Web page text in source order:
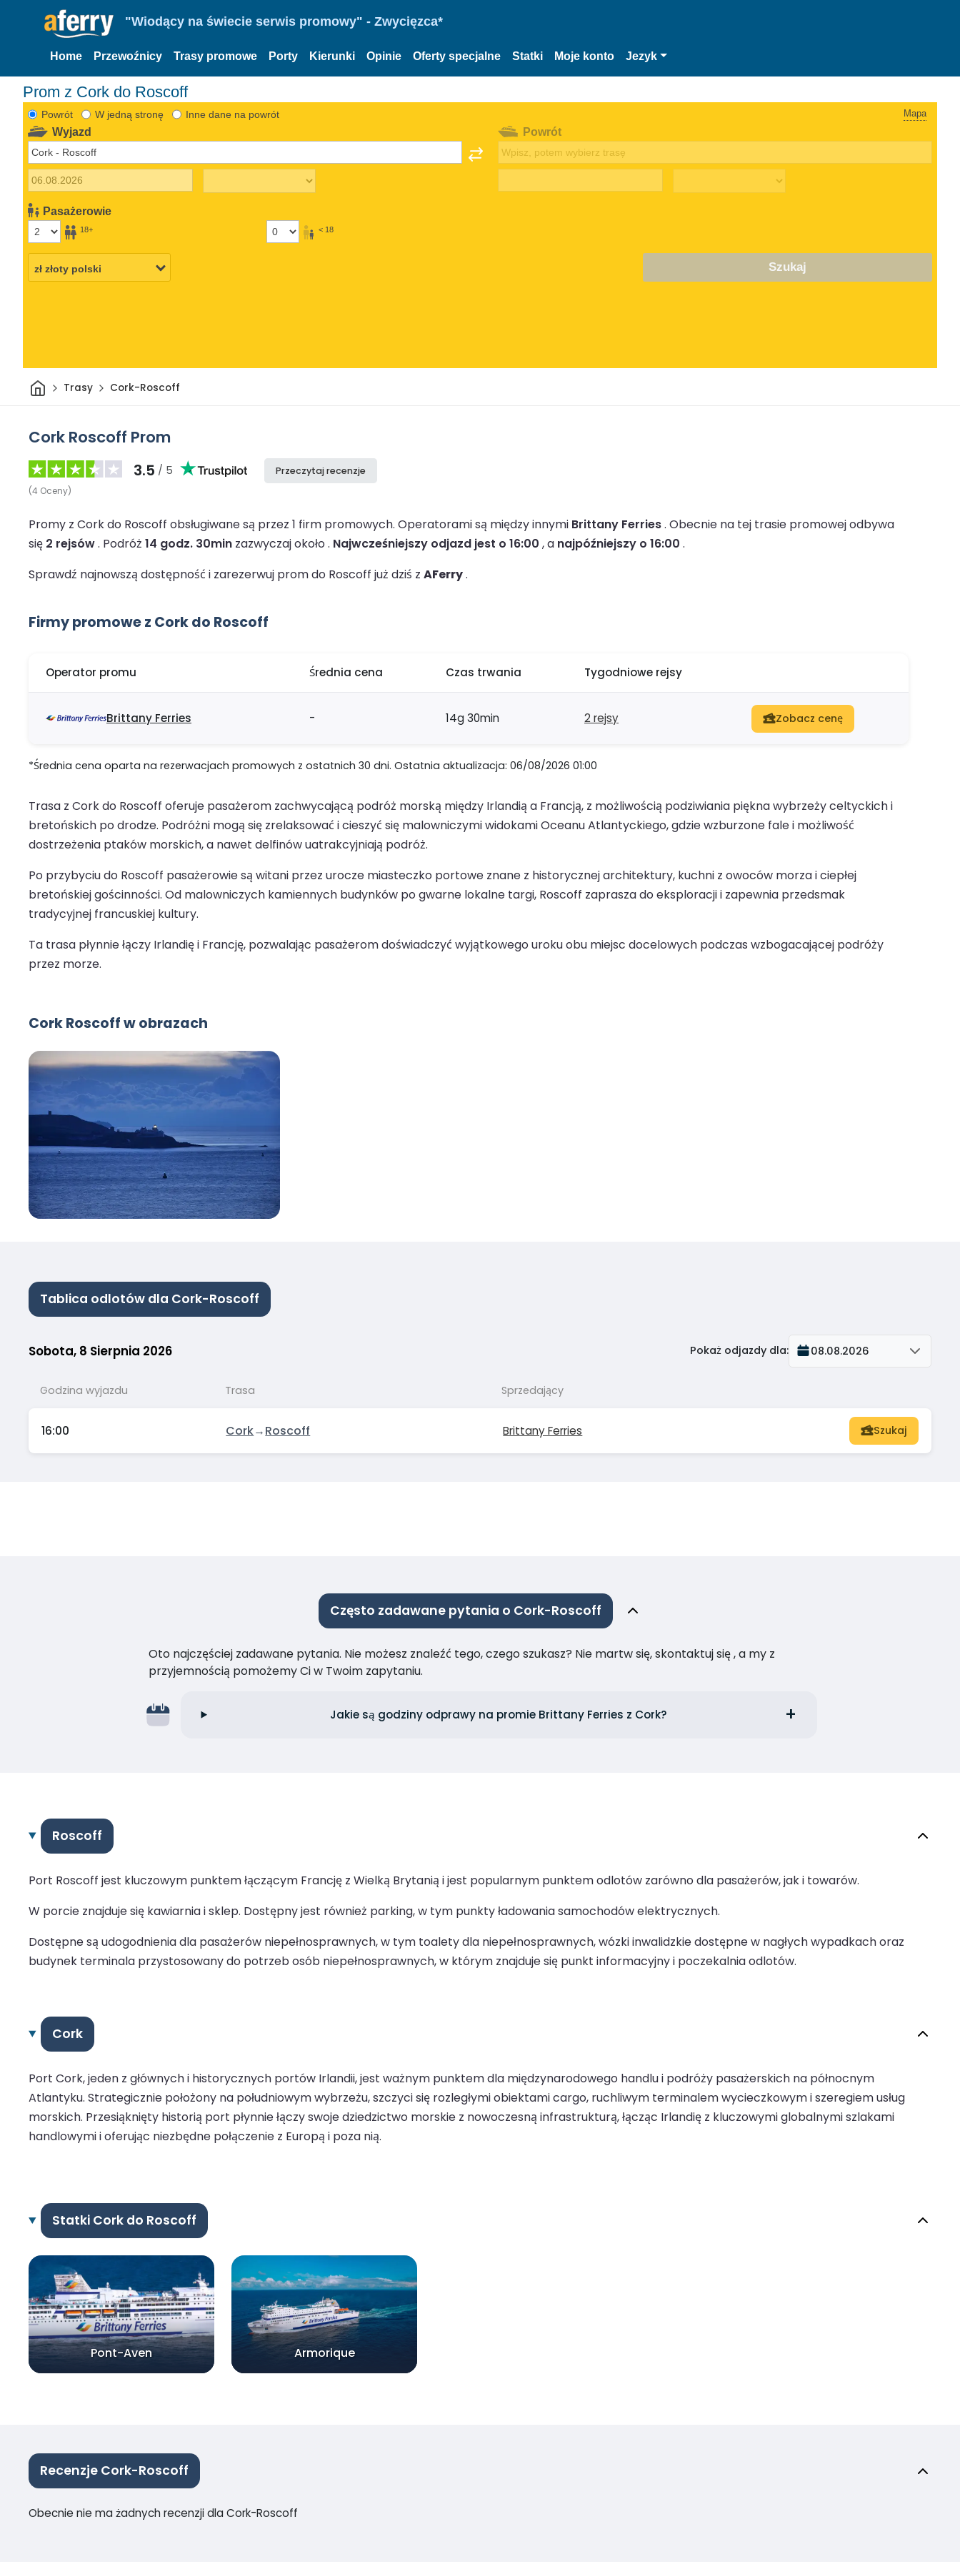
"Wiodący na świecie serwis promowy" - Zwycięzca*
Home Przewoźnicy Trasy promowe Porty Kierunki Opinie Oferty specjalne Statki Moje konto Jezyk
Prom z Cork do Roscoff
Powrót W jedną stronę Inne dane na powrót Mapa
Wyjazd
Pasażerowie
18+ < 18
Powrót
Szukaj
DomTrasy Cork-Roscoff
Cork Roscoff Prom
3.5 / 5
(4 Oceny)
Przeczytaj recenzje
Promy z Cork do Roscoff obsługiwane są przez 1 firm promowych. Operatorami są między innymi Brittany Ferries. Obecnie na tej trasie promowej odbywa
się 2 rejsów. Podróż 14 godz. 30min zazwyczaj około . Najwcześniejszy odjazd jest o 16:00 , a najpóźniejszy o 16:00 .
Sprawdź najnowszą dostępność i zarezerwuj prom do Roscoff już dziś z AFerry.
Firmy promowe z Cork do Roscoff
Operator promu Średnia cena Czas trwania Tygodniowe rejsy
Brittany Ferries - 14g 30min 2 rejsy Zobacz cenę
*Średnia cena oparta na rezerwacjach promowych z ostatnich 30 dni. Ostatnia aktualizacja: 06/08/2026 01:00
Trasa z Cork do Roscoff oferuje pasażerom zachwycającą podróż morską między Irlandią a Francją, z możliwością podziwiania piękna wybrzeży celtyckich i
bretońskich po drodze. Podróżni mogą się zrelaksować i cieszyć się malowniczymi widokami Oceanu Atlantyckiego, gdzie wzburzone fale i możliwość
dostrzeżenia ptaków morskich, a nawet delfinów uatrakcyjniają podróż.
Po przybyciu do Roscoff pasażerowie są witani przez urocze miasteczko portowe znane z historycznej architektury, kuchni z owoców morza i ciepłej
bretońskiej gościnności. Od malowniczych kamiennych budynków po gwarne lokalne targi, Roscoff zaprasza do eksploracji i zapewnia przedsmak
tradycyjnej francuskiej kultury.
Ta trasa płynnie łączy Irlandię i Francję, pozwalając pasażerom doświadczyć wyjątkowego uroku obu miejsc docelowych podczas wzbogacającej podróży
przez morze.
Cork Roscoff w obrazach
Tablica odlotów dla Cork-Roscoff
Sobota, 8 Sierpnia 2026 Pokaż odjazdy dla: 08.08.2026
Godzina wyjazdu Trasa Sprzedający
16:00 Cork→Roscoff Brittany Ferries Szukaj
Często zadawane pytania o Cork-Roscoff
Oto najczęściej zadawane pytania. Nie możesz znaleźć tego, czego szukasz? Nie martw się, skontaktuj się , a my z
przyjemnością pomożemy Ci w Twoim zapytaniu.
Jakie są godziny odprawy na promie Brittany Ferries z Cork?
Roscoff
Port Roscoff jest kluczowym punktem łączącym Francję z Wielką Brytanią i jest popularnym punktem odlotów zarówno dla pasażerów, jak i towarów.
W porcie znajduje się kawiarnia i sklep. Dostępny jest również parking, w tym punkty ładowania samochodów elektrycznych.
Dostępne są udogodnienia dla pasażerów niepełnosprawnych, w tym toalety dla niepełnosprawnych, wózki inwalidzkie dostępne w nagłych wypadkach oraz
budynek terminala przystosowany do potrzeb osób niepełnosprawnych, w którym znajduje się punkt informacyjny i poczekalnia odlotów.
Cork
Port Cork, jeden z głównych i historycznych portów Irlandii, jest ważnym punktem dla międzynarodowego handlu i podróży pasażerskich na północnym
Atlantyku. Strategicznie położony na południowym wybrzeżu, szczyci się rozległymi obiektami cargo, ruchliwym terminalem wycieczkowym i szeregiem usług
morskich. Przesiąknięty historią port płynnie łączy swoje dziedzictwo morskie z nowoczesną infrastrukturą, łącząc Irlandię z kluczowymi globalnymi szlakami
handlowymi i oferując niezbędne połączenie z Europą i poza nią.
Statki Cork do Roscoff
Pont-Aven Armorique
Recenzje Cork-Roscoff
Obecnie nie ma żadnych recenzji dla Cork-Roscoff